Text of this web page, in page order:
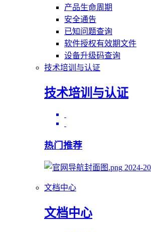
产品生命周期
安全通告
已知问题查询
软件授权有效期文件
设备升级码查询
技术培训与认证
技术培训与认证
热门推荐
2024-
文档中心
文档中心